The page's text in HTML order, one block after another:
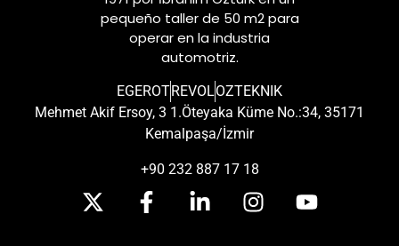
pequeño taller de 50 m2 para
operar en la industria
automotriz.
EGEROTREVOLOZTEKNIK
Mehmet Akif Ersoy, 3 1.Öteyaka Küme No.:34, 35171
Kemalpaşa/İzmir
+90 232 887 17 18